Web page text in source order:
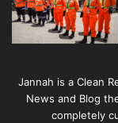
Jannah is a Clean
News and Blog
completely